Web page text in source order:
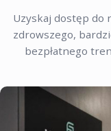
Uzyskaj dostęp do
zdrowszego,
bezpłatnego